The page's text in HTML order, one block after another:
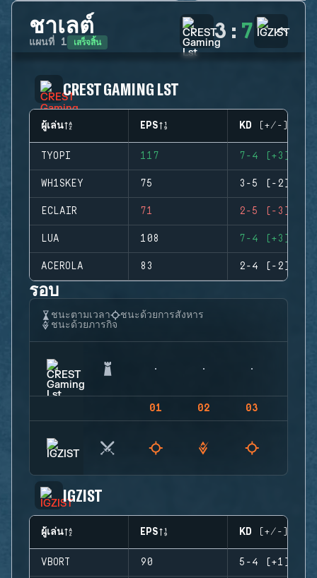
ชาเลต์
แผนที่ 1 เสร็จสิ้น 3 : 7
CREST GAMING LST
ผู้เล่น EPS KD (+/-)
TYOPI 117 7-4 (+3)
WH1SKEY 75 3-5 (-2)
ECLAIR 71 2-5 (-3)
LUA 108 7-4 (+3)
ACEROLA 83 2-4 (-2)
รอบ
ชนะตามเวลา
ชนะด้วยการสังหาร
ชนะด้วยภารกิจ
01 02 03
IGZIST
ผู้เล่น EPS KD (+/-)
VBORT 90 5-4 (+1)